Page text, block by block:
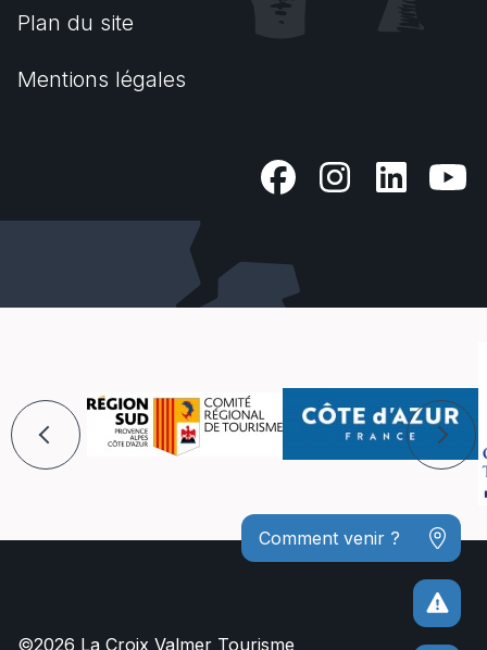
Comment venir ?
Plan du site
Mentions légales
©2026 La Croix Valmer Tourisme